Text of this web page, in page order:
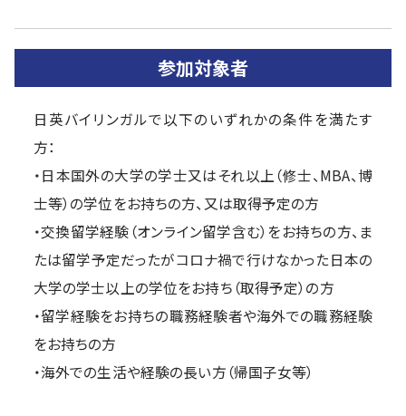
参加対象者
日英バイリンガルで以下のいずれかの条件を満たす
方：
・日本国外の大学の学士又はそれ以上（修士、MBA、博
士等）の学位をお持ちの方、又は取得予定の方
・交換留学経験（オンライン留学含む）をお持ちの方、ま
たは留学予定だったがコロナ禍で行けなかった日本の
大学の学士以上の学位をお持ち（取得予定）の方
・留学経験をお持ちの職務経験者や海外での職務経験
をお持ちの方
・海外での生活や経験の長い方（帰国子女等）